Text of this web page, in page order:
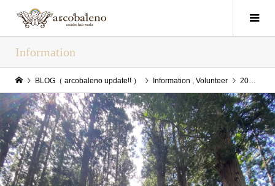
Information
BLOG（ arcobaleno update!! ） Information , Volunteer 2025/07/02(Wed) arcobaleo update!!